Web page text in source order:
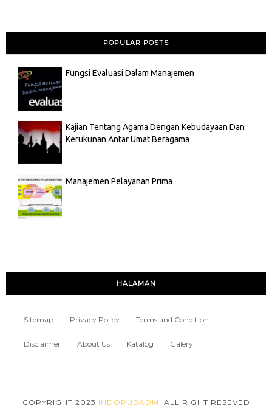
POPULAR POSTS
Fungsi Evaluasi Dalam Manajemen
Kajian Tentang Agama Dengan Kebudayaan Dan
Kerukunan Antar Umat Beragama
Manajemen Pelayanan Prima
HALAMAN
Sitemap Privacy Policy Terms and Condition
Disclaimer About Us Katalog Galery
COPYRIGHT 2023 INDOPUBADMI ALL RIGHT RESEVED